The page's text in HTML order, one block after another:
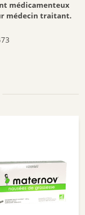
médicamenteux
médecin traitant.